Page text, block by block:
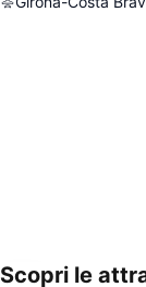
Scopri le